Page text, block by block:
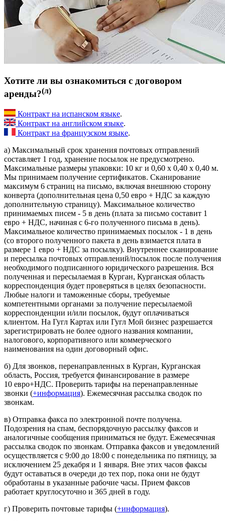
Хотите ли вы ознакомиться с договором
аренды?(л)
Контракт на испанском языке.
Контракт на английском языке.
Контракт на французском языке.
a) Максимальный срок хранения почтовых отправлений
составляет 1 год, хранение посылок не предусмотрено.
Максимальные размеры упаковки: 10 кг и 0,60 х 0,40 х 0,40 м.
Мы принимаем получение сертификатов. Сканирование
максимум 6 страниц на письмо, включая внешнюю сторону
конверта (дополнительная цена 0,50 евро + НДС за каждую
дополнительную страницу). Максимальное количество
принимаемых писем - 5 в день (плата за письмо составит 1
евро + НДС, начиная с 6-го полученного письма в день).
Максимальное количество принимаемых посылок - 1 в день
(со второго полученного пакета в день взимается плата в
размере 1 евро + НДС за посылку). Внутреннее сканирование
и пересылка почтовых отправлений/посылок после получения
необходимого подписанного юридического разрешения. Вся
полученная и пересылаемая в Курган, Курганская область
корреспонденция будет проверяться в целях безопасности.
Любые налоги и таможенные сборы, требуемые
компетентными органами за получение пересылаемой
корреспонденции и/или посылок, будут оплачиваться
клиентом. На Гугл Картах или Гугл Мой бизнес разрешается
зарегистрировать не более одного названия компании,
налогового, корпоративного или коммерческого
наименования на один договорный офис.
б) Для звонков, перенаправленных в Курган, Курганская
область, Россия, требуется финансирование в размере
10 евро+НДС. Проверить тарифы на перенаправленные
звонки (+информация). Ежемесячная рассылка сводок по
звонкам.
в) Отправка факса по электронной почте получена.
Подозрения на спам, беспорядочную рассылку факсов и
аналогичные сообщения приниматься не будут. Ежемесячная
рассылка сводок по звонкам. Отправка факсов и уведомлений
осуществляется с 9:00 до 18:00 с понедельника по пятницу, за
исключением 25 декабря и 1 января. Вне этих часов факсы
будут оставаться в очереди до тех пор, пока они не будут
обработаны в указанные рабочие часы. Прием факсов
работает круглосуточно и 365 дней в году.
г) Проверить почтовые тарифы (+информация).